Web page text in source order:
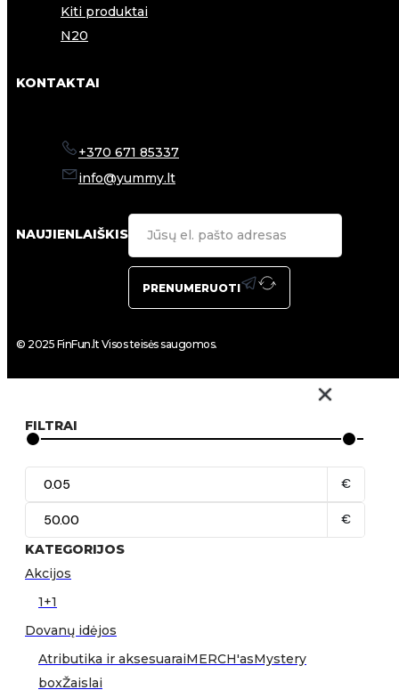
Kiti produktai
N20
KONTAKTAI
+370 671 85337
info@yummy.lt
NAUJIENLAIŠKIS
PRENUMERUOTI
© 2025 FinFun.lt Visos teisės saugomos.
FILTRAI
€
€
KATEGORIJOS
Akcijos
1+1
Dovanų idėjos
Atributika ir aksesuaraiMERCH'asMystery
boxŽaislai